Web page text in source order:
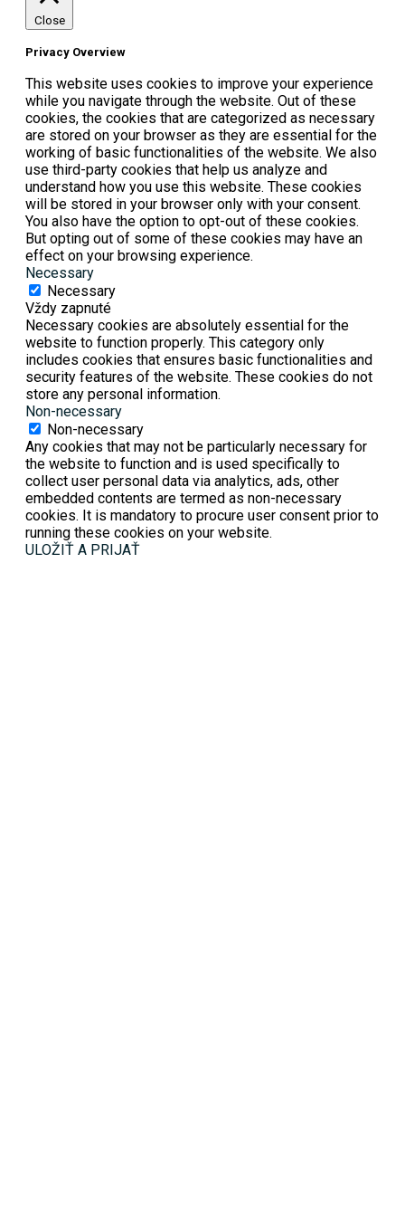
Close
Privacy Overview
This website uses cookies to improve your experience
while you navigate through the website. Out of these
cookies, the cookies that are categorized as necessary
are stored on your browser as they are essential for the
working of basic functionalities of the website. We also
use third-party cookies that help us analyze and
understand how you use this website. These cookies
will be stored in your browser only with your consent.
You also have the option to opt-out of these cookies.
But opting out of some of these cookies may have an
effect on your browsing experience.
Necessary
Necessary
Vždy zapnuté
Necessary cookies are absolutely essential for the
website to function properly. This category only
includes cookies that ensures basic functionalities and
security features of the website. These cookies do not
store any personal information.
Non-necessary
Non-necessary
Any cookies that may not be particularly necessary for
the website to function and is used specifically to
collect user personal data via analytics, ads, other
embedded contents are termed as non-necessary
cookies. It is mandatory to procure user consent prior to
running these cookies on your website.
ULOŽIŤ A PRIJAŤ